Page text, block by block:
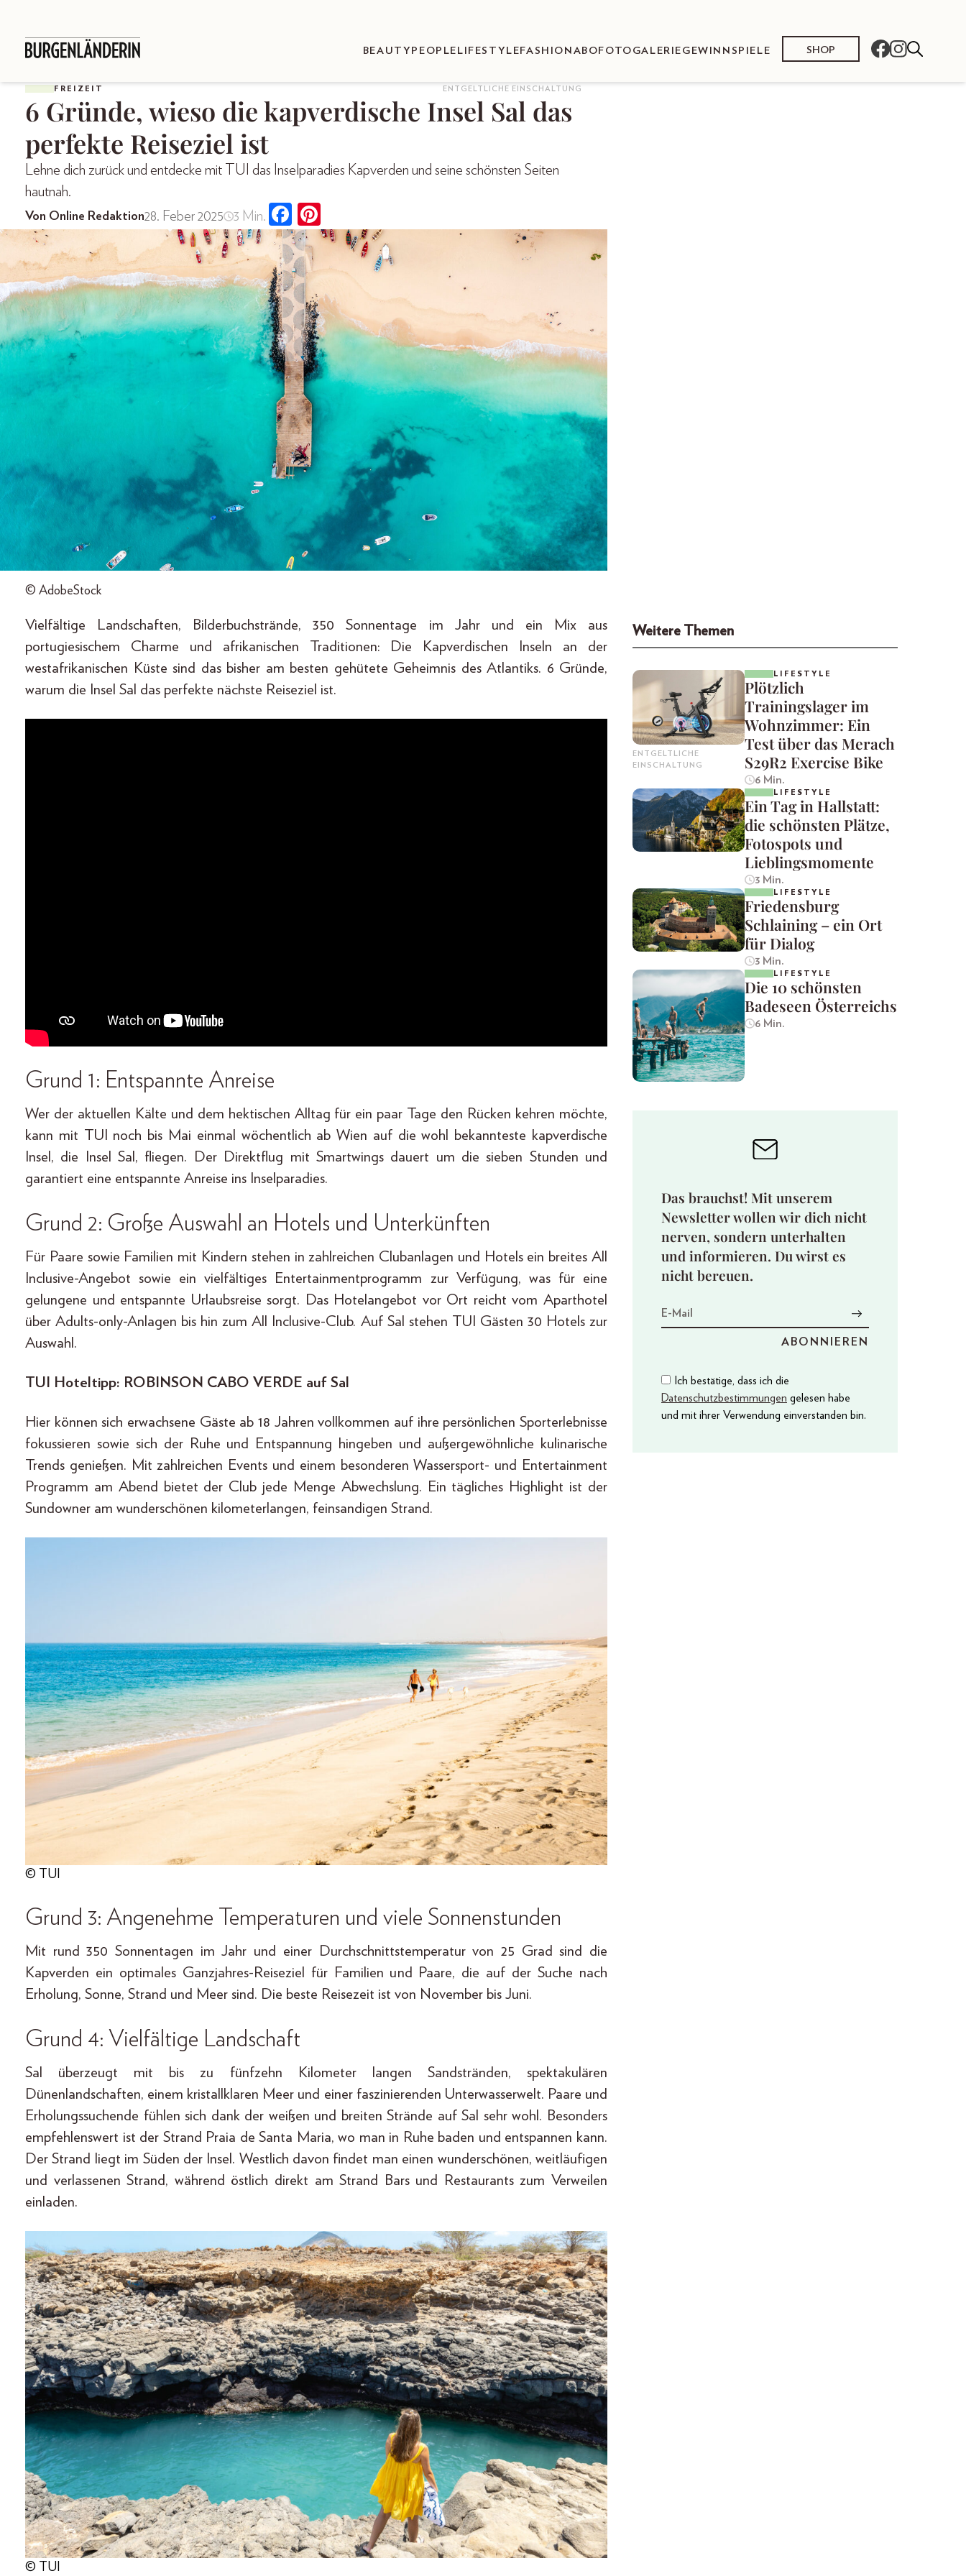
BEAUTY PEOPLE LIFESTYLEFASHION ABOFOTOGALERIE GEWINNSPIELE SHOP
FREIZEIT ENTGELTLICHE EINSCHALTUNG
6 Gründe, wieso die kapverdische Insel Sal das
perfekte Reiseziel ist
Lehne dich zurück und entdecke mit TUI das Inselparadies Kapverden und seine schönsten Seiten
hautnah.
Von Online Redaktion28. Feber 2025 3 Min.
© AdobeStock
Vielfältige Landschaften, Bilderbuchstrände, 350 Sonnentage im Jahr und ein Mix aus
portugiesischem Charme und afrikanischen Traditionen: Die Kapverdischen Inseln an der
westafrikanischen Küste sind das bisher am besten gehütete Geheimnis des Atlantiks. 6 Gründe,
warum die Insel Sal das perfekte nächste Reiseziel ist.
Grund 1: Entspannte Anreise
Wer der aktuellen Kälte und dem hektischen Alltag für ein paar Tage den Rücken kehren möchte,
kann mit TUI noch bis Mai einmal wöchentlich ab Wien auf die wohl bekannteste kapverdische
Insel, die Insel Sal, fliegen. Der Direktflug mit Smartwings dauert um die sieben Stunden und
garantiert eine entspannte Anreise ins Inselparadies.
Grund 2: Große Auswahl an Hotels und Unterkünften
Für Paare sowie Familien mit Kindern stehen in zahlreichen Clubanlagen und Hotels ein breites All
Inclusive-Angebot sowie ein vielfältiges Entertainmentprogramm zur Verfügung, was für eine
gelungene und entspannte Urlaubsreise sorgt. Das Hotelangebot vor Ort reicht vom Aparthotel
über Adults-only-Anlagen bis hin zum All Inclusive-Club. Auf Sal stehen TUI Gästen 30 Hotels zur
Auswahl.
TUI Hoteltipp: ROBINSON CABO VERDE auf Sal
Hier können sich erwachsene Gäste ab 18 Jahren vollkommen auf ihre persönlichen Sporterlebnisse
fokussieren sowie sich der Ruhe und Entspannung hingeben und außergewöhnliche kulinarische
Trends genießen. Mit zahlreichen Events und einem besonderen Wassersport- und Entertainment
Programm am Abend bietet der Club jede Menge Abwechslung. Ein tägliches Highlight ist der
Sundowner am wunderschönen kilometerlangen, feinsandigen Strand.
© TUI
Grund 3: Angenehme Temperaturen und viele Sonnenstunden
Mit rund 350 Sonnentagen im Jahr und einer Durchschnittstemperatur von 25 Grad sind die
Kapverden ein optimales Ganzjahres-Reiseziel für Familien und Paare, die auf der Suche nach
Erholung, Sonne, Strand und Meer sind. Die beste Reisezeit ist von November bis Juni.
Grund 4: Vielfältige Landschaft
Sal überzeugt mit bis zu fünfzehn Kilometer langen Sandstränden, spektakulären
Dünenlandschaften, einem kristallklaren Meer und einer faszinierenden Unterwasserwelt. Paare und
Erholungssuchende fühlen sich dank der weißen und breiten Strände auf Sal sehr wohl. Besonders
empfehlenswert ist der Strand Praia de Santa Maria, wo man in Ruhe baden und entspannen kann.
Der Strand liegt im Süden der Insel. Westlich davon findet man einen wunderschönen, weitläufigen
und verlassenen Strand, während östlich direkt am Strand Bars und Restaurants zum Verweilen
einladen.
© TUI
Weitere Themen
ENTGELTLICHE
EINSCHALTUNG
LIFESTYLE
Plötzlich
Trainingslager im
Wohnzimmer: Ein
Test über das Merach
S29R2 Exercise Bike
6 Min.
LIFESTYLE
Ein Tag in Hallstatt:
die schönsten Plätze,
Fotospots und
Lieblingsmomente
3 Min.
LIFESTYLE
Friedensburg
Schlaining – ein Ort
für Dialog
3 Min.
LIFESTYLE
Die 10 schönsten
Badeseen Österreichs
6 Min.
Das brauchst! Mit unserem
Newsletter wollen wir dich nicht
nerven, sondern unterhalten
und informieren. Du wirst es
nicht bereuen.
Ich bestätige, dass ich die
Datenschutzbestimmungen gelesen habe
und mit ihrer Verwendung einverstanden bin.